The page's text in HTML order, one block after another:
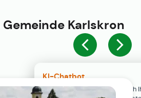
KI-Chatbot
Der KI-Chatbot steht erst nach
Gemeinde Karlskron